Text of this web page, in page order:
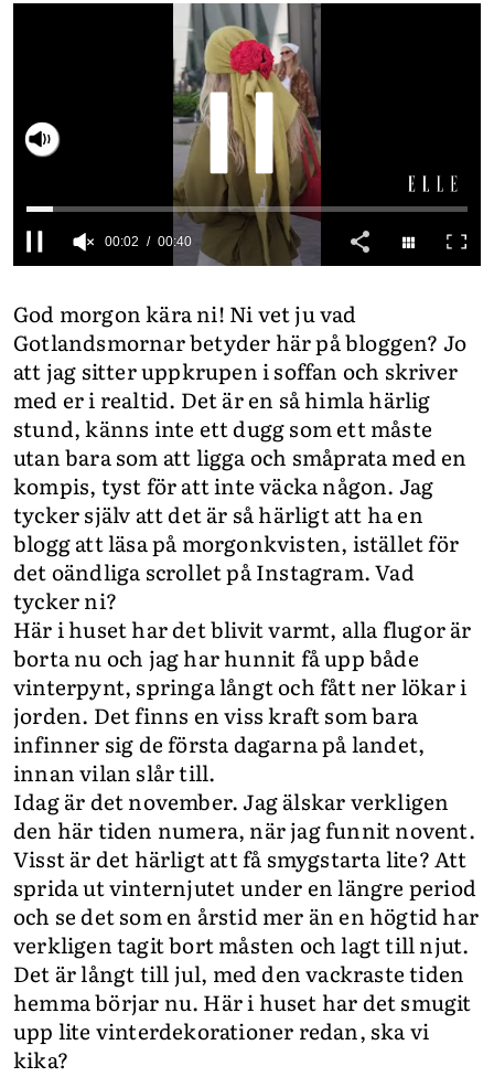
of
40
seconds
God morgon kära ni! Ni vet ju vad
Gotlandsmornar betyder här på bloggen? Jo
att jag sitter uppkrupen i soffan och skriver
med er i realtid. Det är en så himla härlig
stund, känns inte ett dugg som ett måste
utan bara som att ligga och småprata med en
kompis, tyst för att inte väcka någon. Jag
tycker själv att det är så härligt att ha en
blogg att läsa på morgonkvisten, istället för
det oändliga scrollet på Instagram. Vad
tycker ni?
Här i huset har det blivit varmt, alla flugor är
borta nu och jag har hunnit få upp både
vinterpynt, springa långt och fått ner lökar i
jorden. Det finns en viss kraft som bara
infinner sig de första dagarna på landet,
innan vilan slår till.
Idag är det november. Jag älskar verkligen
den här tiden numera, när jag funnit novent.
Visst är det härligt att få smygstarta lite? Att
sprida ut vinternjutet under en längre period
och se det som en årstid mer än en högtid har
verkligen tagit bort måsten och lagt till njut.
Det är långt till jul, med den vackraste tiden
hemma börjar nu. Här i huset har det smugit
upp lite vinterdekorationer redan, ska vi
kika?